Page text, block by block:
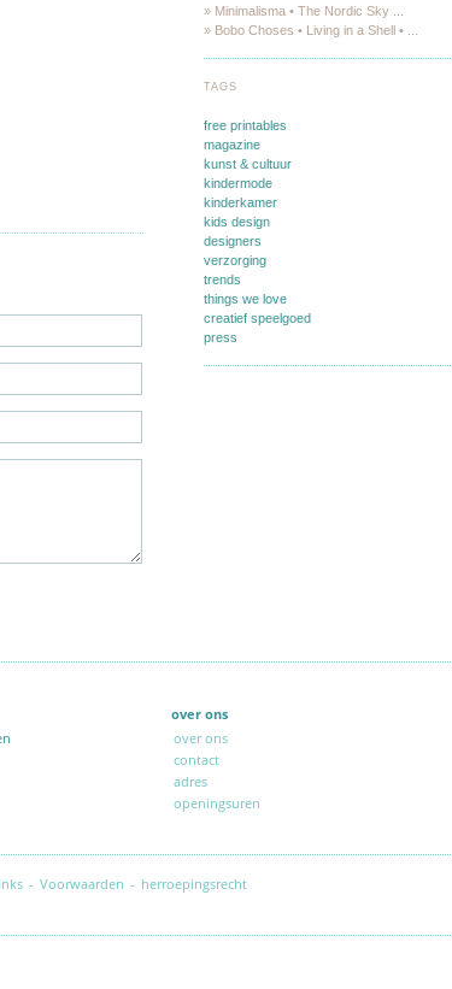
» Minimalisma • The Nordic Sky ...
» Bobo Choses • Living in a Shell • ...
TAGS
free printables
magazine
kunst & cultuur
kindermode
kinderkamer
kids design
designers
verzorging
trends
things we love
creatief speelgoed
press
over ons
over ons
contact
adres
openingsuren
- Voorwaarden - herroepingsrecht